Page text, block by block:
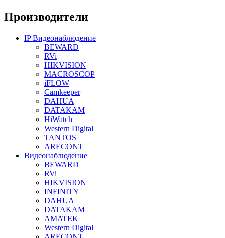
Производители
IP Видеонаблюдение
BEWARD
RVi
HIKVISION
MACROSCOP
iFLOW
Camkeeper
DAHUA
DATAKAM
HiWatch
Western Digital
TANTOS
ARECONT
Видеонаблюдение
BEWARD
RVi
HIKVISION
INFINITY
DAHUA
DATAKAM
AMATEK
Western Digital